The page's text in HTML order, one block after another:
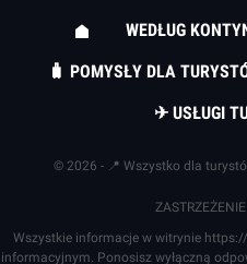
WEDŁUG
🧳 POMYSŁY DLA
✈ USŁUGI
© 2026 - 📍 Wszystko dla
Wszystkie informacje w witrynie
informacyjnym. Ponosisz wyłączną